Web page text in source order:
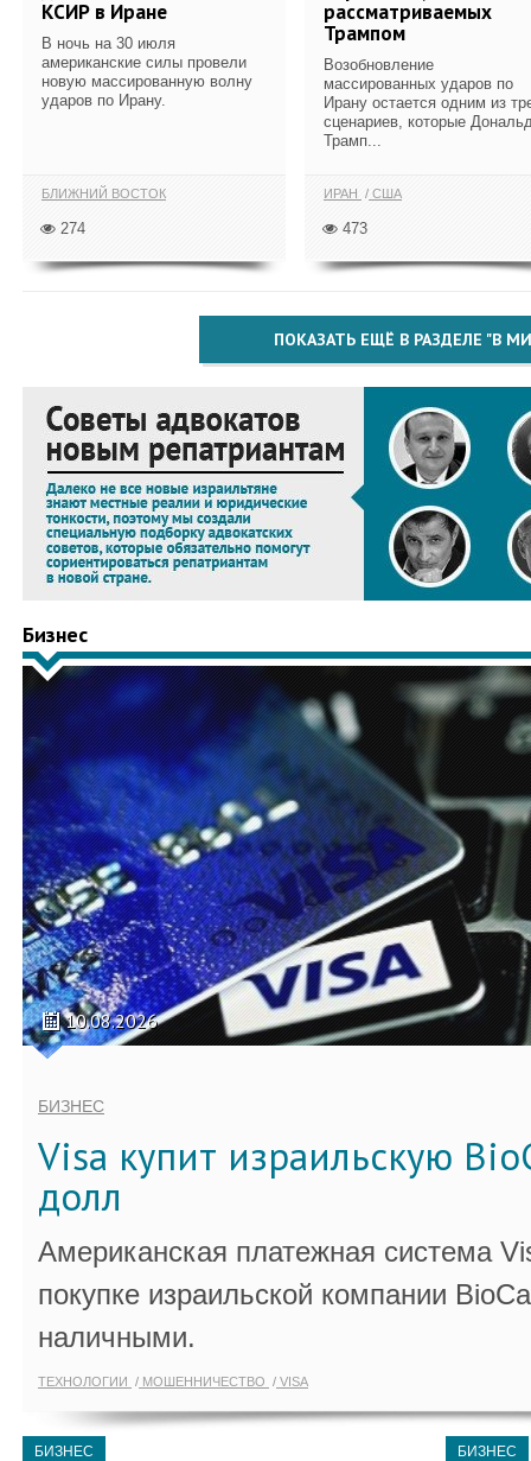
КСИР в Иране
В ночь на 30 июля
американские силы провели
новую массированную волну
ударов по Ирану.
БЛИЖНИЙ ВОСТОК
274
рассматриваемых
Трампом
Возобновление
массированных ударов по
Ирану остается одним из
сценариев, которые
Трамп...
ИРАН США
473
ПОКАЗАТЬ ЕЩЁ В РАЗДЕЛЕ "В
Бизнес
10.08.2026
БИЗНЕС
Visa купит израильскую
долл
Американская платежная система
покупке израильской компании
наличными.
ТЕХНОЛОГИИ МОШЕННИЧЕСТВО VISA
БИЗНЕС БИЗНЕС